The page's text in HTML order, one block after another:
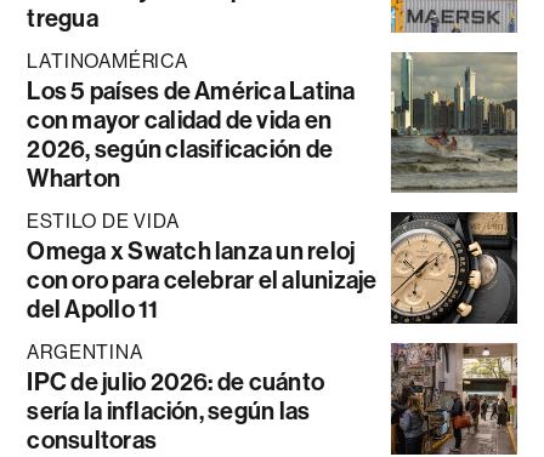
tregua
LATINOAMÉRICA
Los 5 países de América Latina
con mayor calidad de vida en
2026, según clasificación de
Wharton
ESTILO DE VIDA
Omega x Swatch lanza un reloj
con oro para celebrar el alunizaje
del Apollo 11
ARGENTINA
IPC de julio 2026: de cuánto
sería la inflación, según las
consultoras